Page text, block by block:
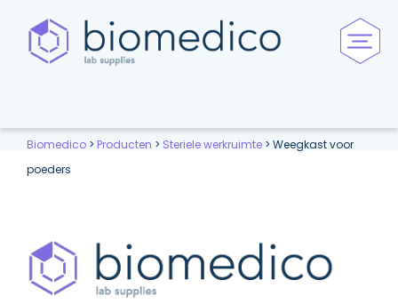
Biomedico > Producten > Steriele werkruimte > Weegkast voor
poeders